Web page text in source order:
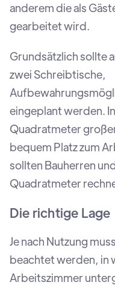
anderem die als
gearbeitet wird.
Grundsätzlich sollte
zwei Schreibtische,
eingeplant werden.
Quadratmeter
bequem Platz zum
sollten Bauherren
Quadratmeter
Die richtige Lage
Je nach Nutzung
beachtet werden, in
Arbeitszimmer